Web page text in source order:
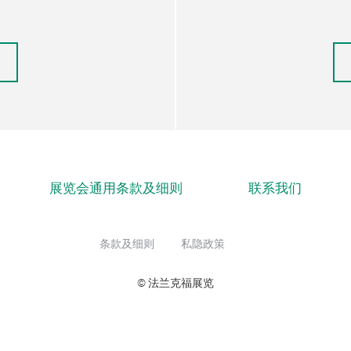
展览会通用条款及细则 联系我们
条款及细则 私隐政策
© 法兰克福展览